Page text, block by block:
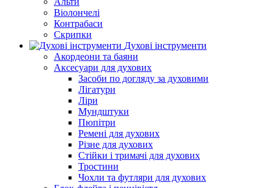
Віолончелі
Контрабаси
Скрипки
Духові інструменти
Акордеони та баяни
Аксесуари для духових
Засоби по догляду за духовими
Лігатури
Ліри
Мундштуки
Пюпітри
Ремені для духових
Різне для духових
Стійки і тримачі для духових
Тростини
Чохли та футляри для духових